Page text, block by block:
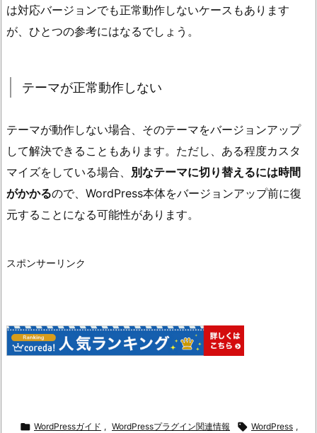
は対応バージョンでも正常動作しないケースもあります
が、ひとつの参考にはなるでしょう。
テーマが正常動作しない
テーマが動作しない場合、そのテーマをバージョンアップ
して解決できることもあります。ただし、ある程度カスタ
マイズをしている場合、 別なテーマに切り替えるには時間
がかかるので、WordPress本体をバージョンアップ前に復
元することになる可能性があります。
スポンサーリンク
 WordPressガイド , WordPressプラグイン関連情報  WordPress ,